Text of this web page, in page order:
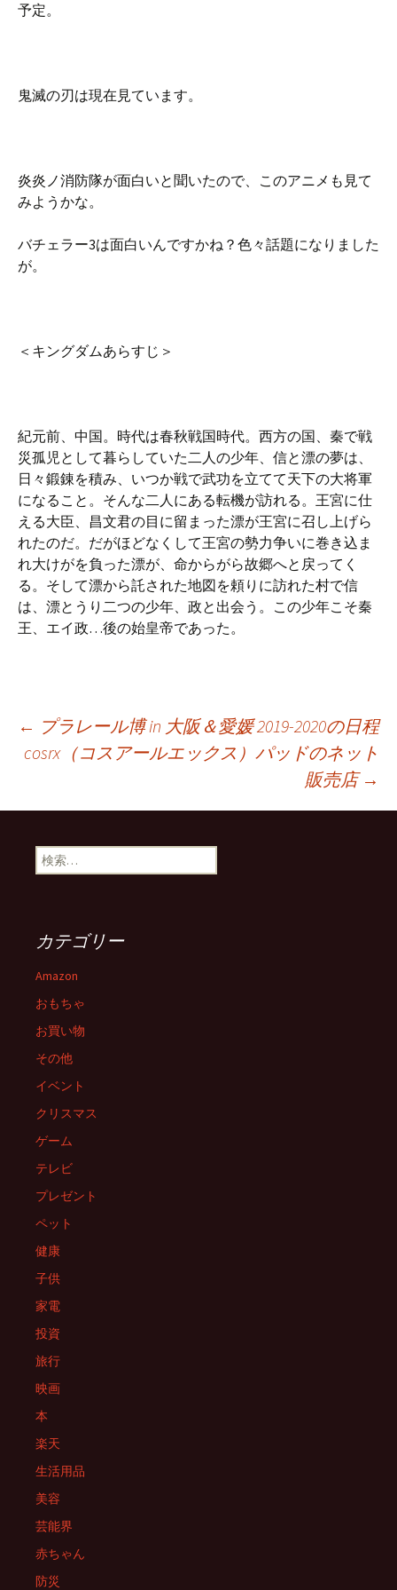
予定。
鬼滅の刃は現在見ています。
炎炎ノ消防隊が面白いと聞いたので、このアニメも見て
みようかな。
バチェラー3は面白いんですかね？色々話題になりました
が。
＜キングダムあらすじ＞
紀元前、中国。時代は春秋戦国時代。西方の国、秦で戦
災孤児として暮らしていた二人の少年、信と漂の夢は、
日々鍛錬を積み、いつか戦で武功を立てて天下の大将軍
になること。そんな二人にある転機が訪れる。王宮に仕
える大臣、昌文君の目に留まった漂が王宮に召し上げら
れたのだ。だがほどなくして王宮の勢力争いに巻き込ま
れ大けがを負った漂が、命からがら故郷へと戻ってく
る。そして漂から託された地図を頼りに訪れた村で信
は、漂とうり二つの少年、政と出会う。この少年こそ秦
王、エイ政…後の始皇帝であった。
投
ナ
ゲ
ー
シ
ョ
ン
← プラレール博 in 大阪＆愛媛 2019-2020の日程
cosrx（コスアールエックス）パッドのネット
販売店 →
検
索:
カテゴリー
Amazon
おもちゃ
お買い物
その他
イベント
クリスマス
ゲーム
テレビ
プレゼント
ペット
健康
子供
家電
投資
旅行
映画
本
楽天
生活用品
美容
芸能界
赤ちゃん
防災